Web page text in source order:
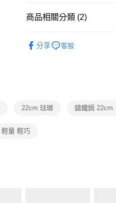
商品相關分類 (2)
分享 客服
22cm 琺瑯 鑄鐵鍋 22cm
輕量 輕巧